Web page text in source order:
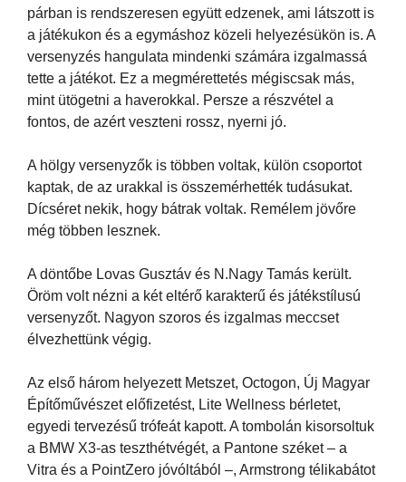
párban is rendszeresen együtt edzenek, ami látszott is
a játékukon és a egymáshoz közeli helyezésükön is. A
versenyzés hangulata mindenki számára izgalmassá
tette a játékot. Ez a megmérettetés mégiscsak más,
mint ütögetni a haverokkal. Persze a részvétel a
fontos, de azért veszteni rossz, nyerni jó.
A hölgy versenyzők is többen voltak, külön csoportot
kaptak, de az urakkal is összemérhették tudásukat.
Dícséret nekik, hogy bátrak voltak. Remélem jövőre
még többen lesznek.
A döntőbe Lovas Gusztáv és N.Nagy Tamás került.
Öröm volt nézni a két eltérő karakterű és játékstílusú
versenyzőt. Nagyon szoros és izgalmas meccset
élvezhettünk végig.
Az első három helyezett Metszet, Octogon, Új Magyar
Építőművészet előfizetést, Lite Wellness bérletet,
egyedi tervezésű trófeát kapott. A tombolán kisorsoltuk
a BMW X3-as teszthétvégét, a Pantone széket – a
Vitra és a PointZero jóvóltából –, Armstrong télikabátot